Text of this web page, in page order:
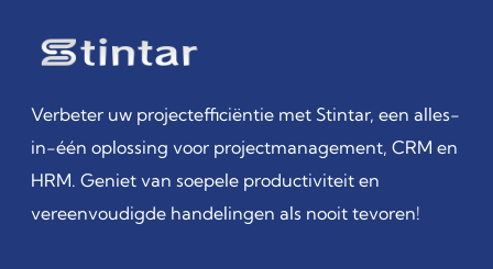
Verbeter uw projectefficiëntie met Stintar, een alles-
in-één oplossing voor projectmanagement, CRM en
HRM. Geniet van soepele productiviteit en
vereenvoudigde handelingen als nooit tevoren!